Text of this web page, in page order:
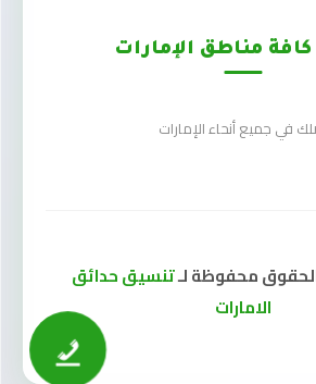
مناطق الإمارات
في جميع أنحاء الإمارات
تنسيق حدائق
الامارات